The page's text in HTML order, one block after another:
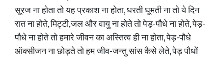
सूरज ना होता तो यह प्रकाश ना होता, धरती घूमती ना तो ये दिन
रात ना होते, मिट्टी,जल और वायु ना होते तो पेड़-पौधे ना होते, पेड़-
पौधे ना होते तो हमारे जीवन का अस्तित्व ही ना होता, पेड़-पौधे
ऑक्सीजन ना छोड़ते तो हम जीव-जन्तु सांस कैसे लेते, पेड़ पौधों